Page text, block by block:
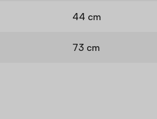
44 cm
73 cm